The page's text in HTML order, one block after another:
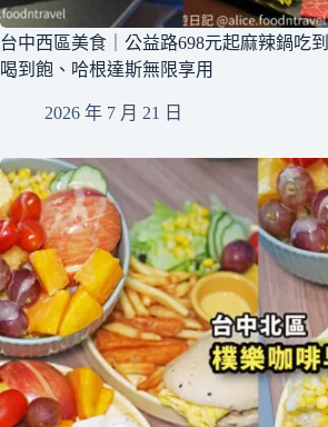
台中西區美食｜公益路698元起麻辣鍋吃
喝到飽、哈根達斯無限享用
2026 年 7 月 21 日